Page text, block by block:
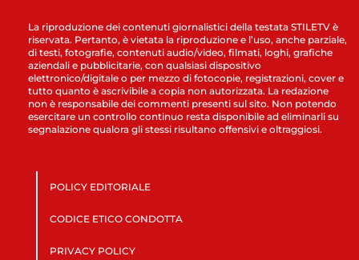
La riproduzione dei contenuti giornalistici della testata STILETV è
riservata. Pertanto, è vietata la riproduzione e l’uso, anche parziale,
di testi, fotografie, contenuti audio/video, filmati, loghi, grafiche
aziendali e pubblicitarie, con qualsiasi dispositivo
elettronico/digitale o per mezzo di fotocopie, registrazioni, cover e
tutto quanto è ascrivibile a copia non autorizzata. La redazione
non è responsabile dei commenti presenti sul sito. Non potendo
esercitare un controllo continuo resta disponibile ad eliminarli su
segnalazione qualora gli stessi risultano offensivi e oltraggiosi.
POLICY EDITORIALE
CODICE ETICO CONDOTTA
PRIVACY POLICY